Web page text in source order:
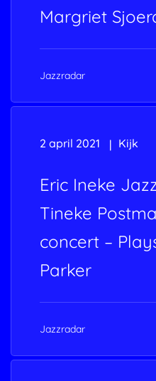
Margriet
Jazzradar
2 april 2021 Kijk
Eric Ineke
Tineke
concert –
Parker
Jazzradar